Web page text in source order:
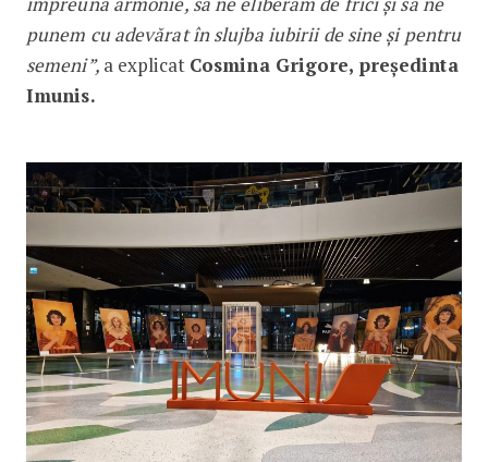
punem cu adevărat în slujba iubirii de sine și pentru
semeni”, a explicat Cosmina Grigore, președinta
Imunis.